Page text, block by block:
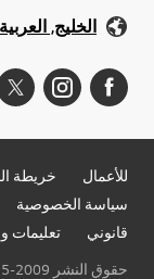
الخليج, العربية
للأعمال خريطة
سياسة الخصوصية
قانوني
تعليمات
حقوق النشر 2009-2025 إل جي للإلكترونيات. جميع الحقوق محفوظة